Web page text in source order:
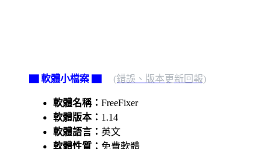
▇ 軟體小檔案 ▇ (錯誤、版本更新回報)
軟體名稱： FreeFixer
軟體版本： 1.14
軟體語言： 英文
軟體性質： 免費軟體